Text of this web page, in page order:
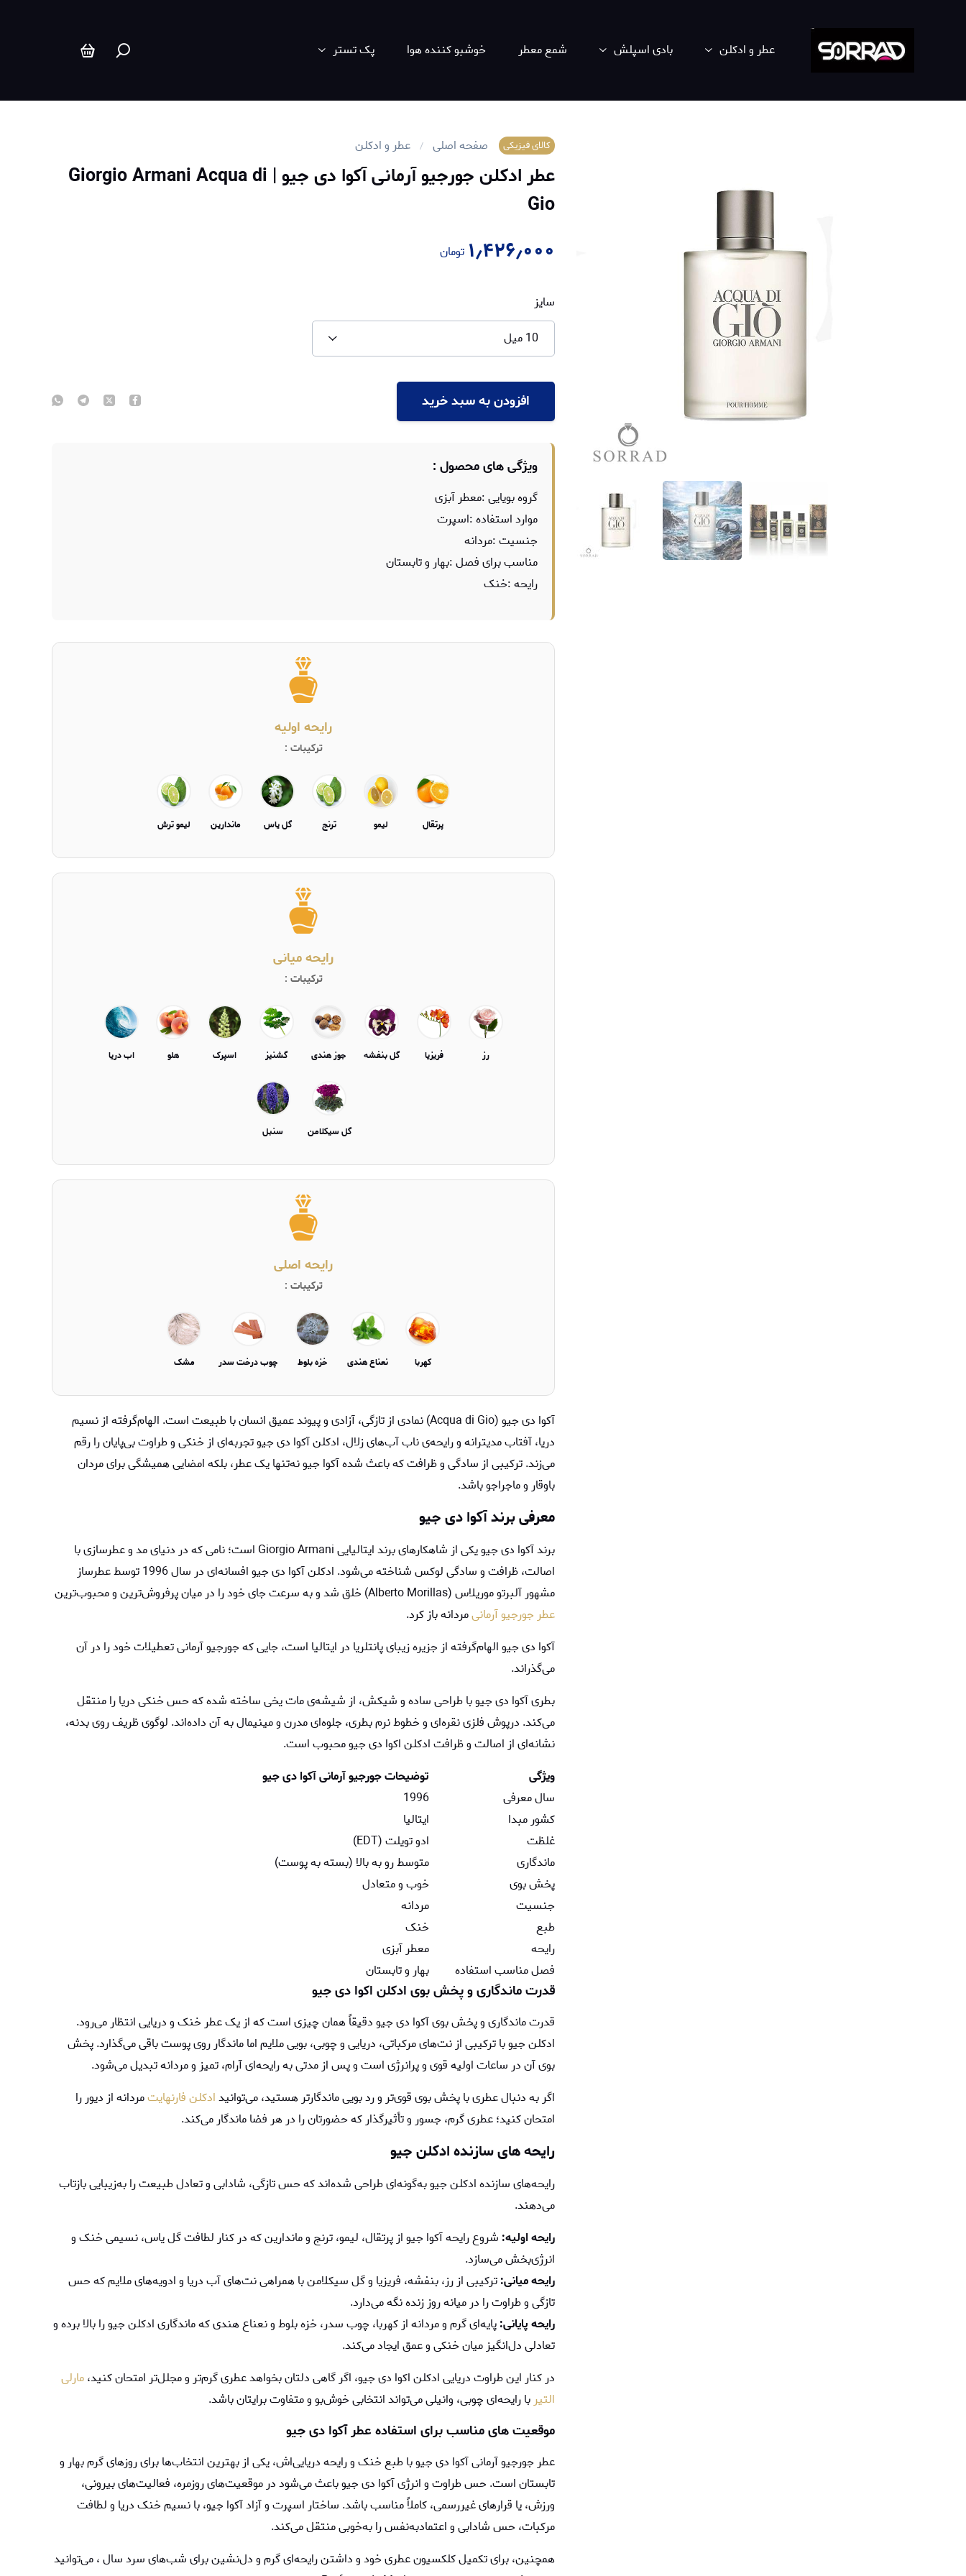
عطر و ادکلن بادی اسپلش شمع معطر خوشبو کننده هوا پک تستر
کالای فیزیکی صفحه اصلی عطر و ادکلن
عطر ادکلن جورجیو آرمانی آکوا دی جیو | Giorgio Armani Acqua di
Gio
۱٫۴۲۶٫۰۰۰ تومان
سایز
10 میل
افزودن به سبد خرید
ویژگی های محصول :
گروه بویایی :معطر آبزی
موارد استفاده :اسپرت
جنسیت :مردانه
مناسب برای فصل :بهار و تابستان
رایحه :خنک
رایحه اولیه
ترکیبات :
پرتقال لیمو ترنج گل یاس ماندارین لیمو ترش
رایحه میانی
ترکیبات :
رز فریزیا گل بنفشه جوز هندی گشنیز اسپرک هلو اب دریا
گل سیکلامن سنبل
رایحه اصلی
ترکیبات :
کهربا نعناع هندی خزه بلوط چوب درخت سدر مشک
آکوا دی جیو (Acqua di Gio) نمادی از تازگی، آزادی و پیوند عمیق انسان با طبیعت است. الهام‌گرفته از نسیم
دریا، آفتاب مدیترانه و رایحه‌ی ناب آب‌های زلال، ادکلن آکوا دی جیو تجربه‌ای از خنکی و طراوت بی‌پایان را رقم
می‌زند. ترکیبی از سادگی و ظرافت که باعث شده آکوا جیو نه‌تنها یک عطر، بلکه امضایی همیشگی برای مردان
باوقار و ماجراجو باشد.
معرفی برندآکوا دی جیو
برند آکوا دی جیو یکی از شاهکارهای برند ایتالیایی Giorgio Armani است؛ نامی که در دنیای مد و عطرسازی با
اصالت، ظرافت و سادگی لوکس شناخته می‌شود. ادکلن آکوا دی جیو افسانه‌ای در سال 1996 توسط عطرساز
مشهور آلبرتو موریلاس (Alberto Morillas) خلق شد و به سرعت جای خود را در میان پرفروش‌ترین و محبوب‌ترین
عطر جورجیو آرمانیمردانه باز کرد.
آکوا دی جیو الهام‌گرفته از جزیره زیبای پانتلریا در ایتالیا است، جایی که جورجیو آرمانی تعطیلات خود را در آن
می‌گذراند.
بطری آکوا دی جیو با طراحی ساده و شیکش، از شیشه‌ی مات یخی ساخته شده که حس خنکی دریا را منتقل
می‌کند. درپوش فلزی نقره‌ای و خطوط نرم بطری، جلوه‌ای مدرن و مینیمال به آن داده‌اند. لوگوی ظریف روی بدنه،
نشانه‌ای از اصالت و ظرافت ادکلن اکوا دی جیو محبوب است.
ویژگی
توضیحات جورجیو آرمانی آکوا دی جیو
سال معرفی
1996
کشور مبدا
ایتالیا
غلظت
ادو تویلت (EDT)
ماندگاری
متوسط رو به بالا (بسته به پوست)
پخش بوی
خوب و متعادل
جنسیت
مردانه
طبع
خنک
رایحه
معطر آبزی
فصل مناسب استفاده
بهار و تابستان
قدرت ماندگاری و پخش بوی ادکلن اکوا دی جیو
قدرت ماندگاری و پخش بوی آکوا دی جیو دقیقاً همان چیزی است که از یک عطر خنک و دریایی انتظار می‌رود.
ادكلن جيو با ترکیبی از نت‌های مرکباتی، دریایی و چوبی، بویی ملایم اما ماندگار روی پوست باقی می‌گذارد. پخش
بوی آن در ساعات اولیه قوی و پرانرژی است و پس از مدتی به رایحه‌ای آرام، تمیز و مردانه تبدیل می‌شود.
اگر به دنبال عطری با پخش بوی قوی‌تر و رد بویی ماندگارتر هستید، می‌توانیدادکلن فارنهایتمردانه از دیور را
امتحان کنید؛ عطری گرم، جسور و تأثیرگذار که حضورتان را در هر فضا ماندگار می‌کند.
رایحه‌ های سازنده ادكلن جيو
رایحه‌های سازنده ادکلن جیو به‌گونه‌ای طراحی شده‌اند که حس تازگی، شادابی و تعادل طبیعت را به‌زیبایی بازتاب
می‌دهند.
رایحه اولیه: شروع رایحه آکوا جیو از پرتقال، لیمو، ترنج و ماندارین که در کنار لطافت گل یاس، نسیمی خنک و
انرژی‌بخش می‌سازد.
رایحه میانی:ترکیبی از رز، بنفشه، فریزیا و گل سیکلامن با همراهی نت‌های آب دریا و ادویه‌های ملایم که حس
تازگی و طراوت را در میانه روز زنده نگه می‌دارد.
رایحه پایانی:پایه‌ای گرم و مردانه از کهربا، چوب سدر، خزه بلوط و نعناع هندی که ماندگاری ادكلن جيو را بالا برده و
تعادلی دل‌انگیز میان خنکی و عمق ایجاد می‌کند.
در کنار این طراوت دریایی ادکلن اکوا دی جیو، اگر گاهی دلتان بخواهد عطری گرم‌تر و مجلل‌تر امتحان کنید،مارلی
التیر با رایحه‌ای چوبی‌، ‌وانیلی می‌تواند انتخابی خوش‌بو و متفاوت برایتان باشد.
موقعیت ‌های مناسب برای استفاده عطر آکوا دی جیو
عطر جورجیو آرمانی آکوا دی جیو با طبع خنک و رایحه‌ دریایی‌اش، یکی از بهترین انتخاب‌ها برای روزهای گرم بهار و
تابستان است. حس طراوت و انرژی آکوا دی جیو باعث می‌شود در موقعیت‌های روزمره، فعالیت‌های بیرونی،
ورزش، یا قرارهای غیررسمی، کاملاً مناسب باشد. ساختار اسپرت و آزاد آکوا جیو، با نسیم خنک دریا و لطافت
مرکبات، حس شادابی و اعتمادبه‌نفس را به‌خوبی منتقل می‌کند.
همچنین، برای تکمیل کلکسیون عطری خود و داشتن رایحه‌ای گرم و دل‌نشین برای شب‌های سرد سال ، می‌توانید